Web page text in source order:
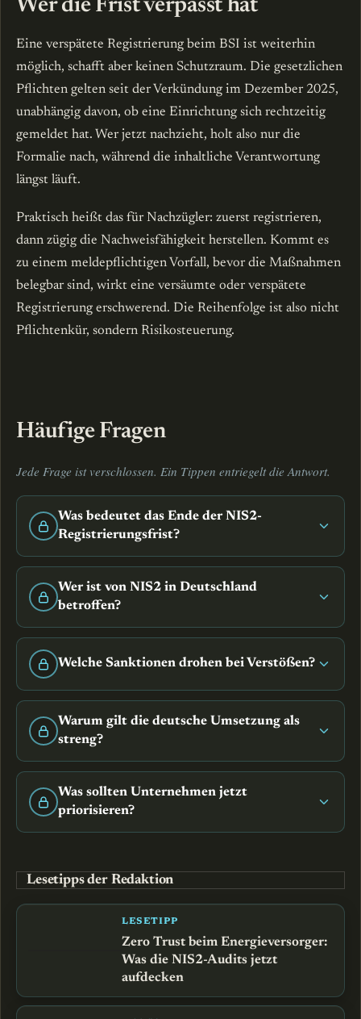
Wer die Frist verpasst hat
Eine verspätete Registrierung beim BSI ist weiterhin
möglich, schafft aber keinen Schutzraum. Die gesetzlichen
Pflichten gelten seit der Verkündung im Dezember 2025,
unabhängig davon, ob eine Einrichtung sich rechtzeitig
gemeldet hat. Wer jetzt nachzieht, holt also nur die
Formalie nach, während die inhaltliche Verantwortung
längst läuft.
Praktisch heißt das für Nachzügler: zuerst registrieren,
dann zügig die Nachweisfähigkeit herstellen. Kommt es
zu einem meldepflichtigen Vorfall, bevor die Maßnahmen
belegbar sind, wirkt eine versäumte oder verspätete
Registrierung erschwerend. Die Reihenfolge ist also nicht
Pflichtenkür, sondern Risikosteuerung.
Häufige Fragen
Jede Frage ist verschlossen. Ein Tippen entriegelt die Antwort.
Was bedeutet das Ende der NIS2-
Registrierungsfrist?
Wer ist von NIS2 in Deutschland
betroffen?
Welche Sanktionen drohen bei Verstößen?
Warum gilt die deutsche Umsetzung als
streng?
Was sollten Unternehmen jetzt
priorisieren?
Lesetipps der Redaktion
LESETIPP
Zero Trust beim Energieversorger:
Was die NIS2-Audits jetzt
aufdecken